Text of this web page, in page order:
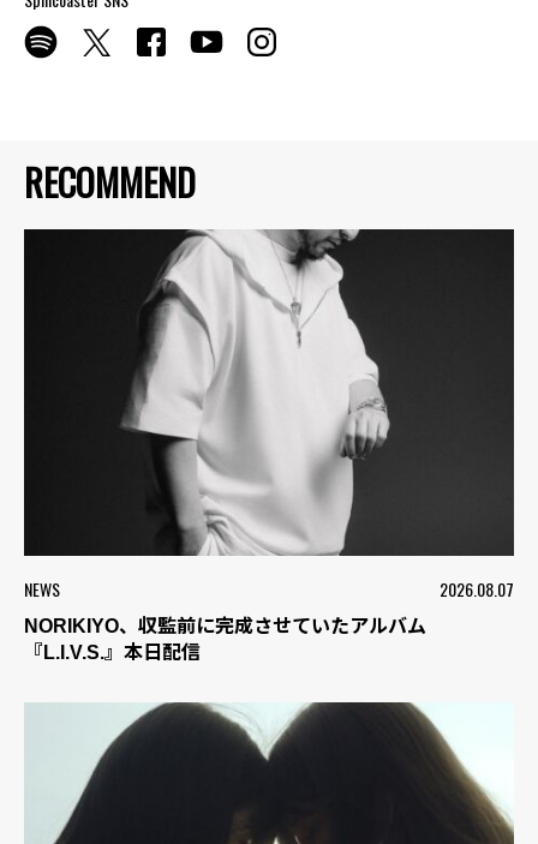
RECOMMEND
NEWS 2026.08.07
NORIKIYO、収監前に完成させていたアルバム
『L.I.V.S.』本日配信